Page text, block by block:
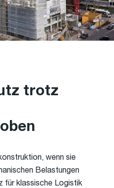
trotz
wenn sie
Belastungen
für klassische Logistik